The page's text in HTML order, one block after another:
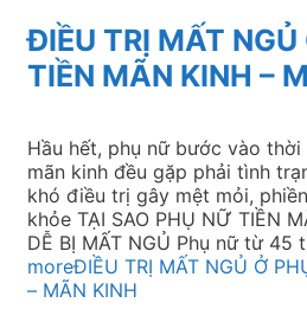
ĐIỀU TRỊ MẤT NGỦ
TIỀN MÃN KINH –
Hầu hết, phụ nữ bước vào
mãn kinh đều gặp phải tình
khó điều trị gây mệt mỏi,
khỏe TẠI SAO PHỤ NỮ TIỀN
DỄ BỊ MẤT NGỦ Phụ nữ từ 45
moreĐIỀU TRỊ MẤT NGỦ Ở
– MÃN KINH